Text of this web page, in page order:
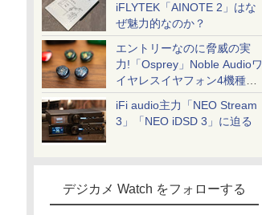
iFLYTEK「AINOTE 2」はな
ぜ魅力的なのか？
エントリーなのに脅威の実
力!「Osprey」Noble Audioワ
イヤレスイヤフォン4機種を
一気に聴く
iFi audio主力「NEO Stream
3」「NEO iDSD 3」に迫る
デジカメ Watch をフォローする